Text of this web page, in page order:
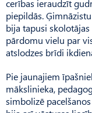
cerības ieraudzīt
piepildās.
bija tapusi skolotājas
pārdomu vielu par
atslodzes brīdi
Pie jaunajiem
mākslinieka,
simbolizē